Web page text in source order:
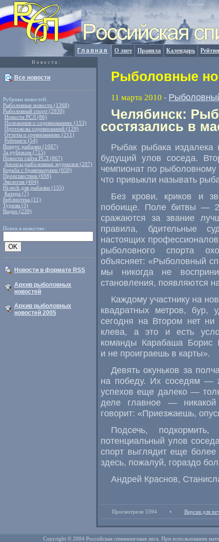
Главная О лиге Правила Календарь
Новости:
Все новости
Рубрики новостей:
Рыболовные новости (1368)
Рыболовный спорт (2930)
Новости РСЛ (86)
Положения о соревнованиях (153)
Протоколы соревнований (129)
Отчеты о сревнованиях (211)
Рейтинги (54)
Вокруг рыбалки (1087)
За рубежом (715)
Новости сайта РСЛ (867)
Анонсы рыболовных журналов (207)
Борьба с браконьерами (650)
Происшествия (698)
Экология (404)
Hi-tech для рыбалки (155)
Катера (7)
Библиотека (11)
Туризм (3)
Видео (239)
Поиск в новостях:
Новости в формате RSS
Архив рыболовных
новостей
Архив рыболовных
новостей 2005
Рыболовные
11 марта 2010 -
Челябинск:
состязались в
Рыбак рыбака издалека
будущий улов соседа.
чемпионат по
что привыкли называть
Без крови, криков и
побоище. Поле битвы —
сражаются за звание
правила, бдительные
настоящих
рыболовного спорта
объясняет: «Рыболовный
мы никогда не
становления, появляются
Каждому участнику на
квадратных метров, бур,
сегодня на Втором нет ни
клева, а это и есть
команды Карабаша Борис
и не проиграешь в карты».
Девять окуньков за
на победу. Их соседям —
успехов еще далеко —
деле главное — никакой
говорит: «Приезжаешь,
Подсечь,
потенциальный улов
спорт выглядит еще
здесь, пожалуй, гораздо
Андрей Краснов,
Просмотрели 5594 • Версия для
Copyright © 2004 Российская спиннинговая лига. При использовании